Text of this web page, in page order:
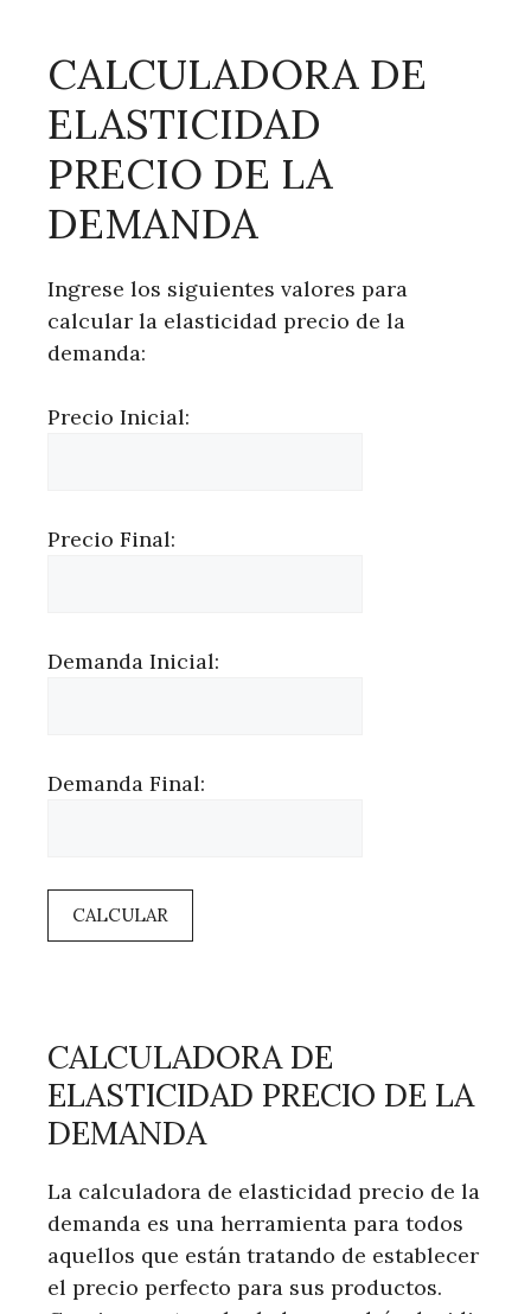
CALCULADORA DE
ELASTICIDAD
PRECIO DE LA
DEMANDA
Ingrese los siguientes valores para
calcular la elasticidad precio de la
demanda:
Precio Inicial:
Precio Final:
Demanda Inicial:
Demanda Final:
CALCULAR
CALCULADORA DE
ELASTICIDAD PRECIO DE LA
DEMANDA
La calculadora de elasticidad precio de la
demanda es una herramienta para todos
aquellos que están tratando de establecer
el precio perfecto para sus productos.